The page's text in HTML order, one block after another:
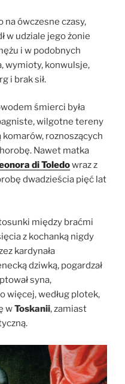
na ówczesne czasy,
w udziale jego żonie
i w podobnych
wymioty, konwulsje,
i brak sił.
śmierci była
wilgotne tereny
roznoszących
Nawet matka
di Toledowraz z
dwadzieścia pięć lat
między braćmi
z kochanką nigdy
kardynała
dziwką, pogardzał
syna,
więcej, według plotek,
wToskanii, zamiast